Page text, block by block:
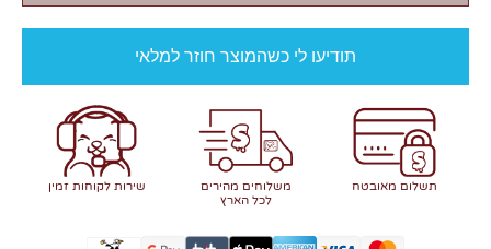
תודיעו לי כשהמוצר חוזר למלאי
תשלום מאובטח
משלוחים מהירים
לכל הארץ
שירות לקוחות זמין